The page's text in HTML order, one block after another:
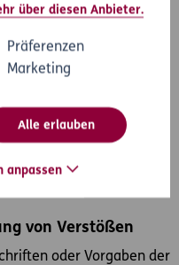
über diesen Anbieter.
Präferenzen
Marketing
Alle erlauben
anpassen
unmittelbar. Diese
als Multiplikatoren
alle leitenden
geschult.
von Verstößen
oder Vorgaben der